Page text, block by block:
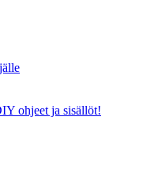
ohjeet ja sisällöt!